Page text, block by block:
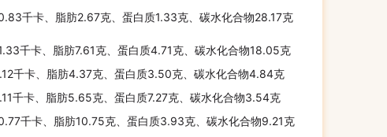
千卡、脂肪2.67克、蛋白质1.33克、碳水化合物28.17克
千卡、脂肪7.61克、蛋白质4.71克、碳水化合物18.05克
千卡、脂肪4.37克、蛋白质3.50克、碳水化合物4.84克
千卡、脂肪5.65克、蛋白质7.27克、碳水化合物3.54克
千卡、脂肪10.75克、蛋白质3.93克、碳水化合物9.21克